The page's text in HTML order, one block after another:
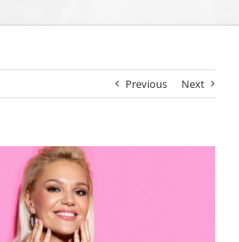
Previous Next